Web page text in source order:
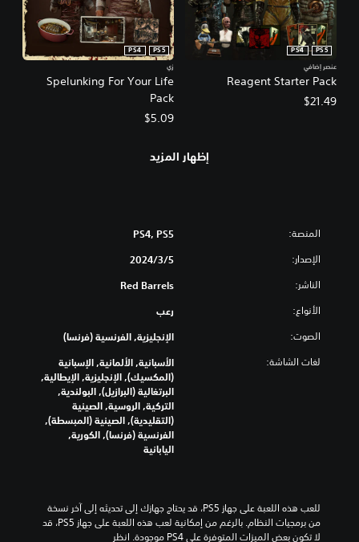
Reagent Starter Pack
PS5
PS4
عنصر إضافي
$21.49
Spelunking For Your Life
Pack
PS5
PS4
زي
$5.09
إظهار المزيد
المنصة: PS4, PS5
الإصدار: 5‏/3‏/2024
الناشر: Red Barrels
الأنواع: رعب
الصوت: الإنجليزية, الفرنسية (فرنسا)
لغات الشاشة:
الأسبانية, الألمانية, الإسبانية
(المكسيك), الإنجليزية, الإيطالية,
البرتغالية (البرازيل), البولندية,
التركية, الروسية, الصينية
(التقليدية), الصينية (المبسطة),
الفرنسية (فرنسا), الكورية,
اليابانية